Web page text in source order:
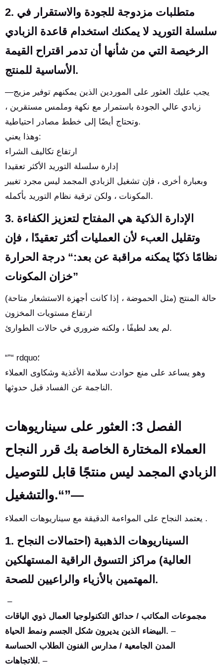
2. متطلبات مزدوجة للجودة والاستقرار في
سلسلة التوريد لا يمكنك استخدام قاعدة الزبادي
الرخيصة التي من شأنها أن تدمر اقتراح القيمة
الأساسية للمنتج.
—يجب عليك العثور على الموردين الذين يمكنهم توفير مزيج
زبادي عالي الجودة باستمرار مع نكهة وملمس مستقرين ،
وتحتاج أيضًا إلى خطط مصادر احتياطية.
وهذا يعني:
ارتفاع تكاليف الشراء
إدارة سلسلة التوريد الأكثر تعقيدا
وبعبارة أخرى ، فإن تشغيل الزبادي المجمد ليس مجرد تغيير
المكونات ، ولكن ترقية نظام التوريد بأكمله.
3. الإدارة الذكية هي المفتاح لتعزيز الكفاءة
وتقليل العبء لأن العمليات أكثر تعقيدًا ، فإن
نظامًا ذكيًا يمكنه مراقبة عن بعد:“ درجة الحرارة
خزان المكونات”
حالة المنتج (مثل الحموضة ، إذا كانت أجهزة الاستشعار متاحة)
ارتفاع مستويات المخزون
لم يعد لطيفًا ، ولكنه ضروري في حالات الطوارئ.
“”“ rdquo؛
وهو يساعد على منع حوادث سلامة الأغذية وشكاوى العملاء
الناجمة عن الفساد قبل حدوثها.
الفصل 3: العثور على سيناريوهات
العملاء المختارة الخاصة بك قرر النجاح
الزبادي المجمد ليس منتجًا قابل للتوصيل
والتشغيل.“”—
يعتمد النجاح على المواءمة الدقيقة مع سيناريوهات العملاء .
1. السيناريوهات الذهبية (احتمالات النجاح
العالية) مراكز التسوق الراقية المستهلكين
المهتمين بالأزياء والراعيين للصحة.
–
مجموعات المكاتب / حدائق التكنولوجيا العمال ذوي الياقات
البيضاء الذين يديرون شكل الجسم ونمط الحياة. –
المدن الجامعية / مدارس الفنون الطلاب الحساسة
للاتجاهات. –